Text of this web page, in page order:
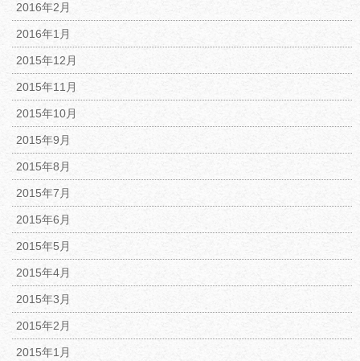
2016年2月
2016年1月
2015年12月
2015年11月
2015年10月
2015年9月
2015年8月
2015年7月
2015年6月
2015年5月
2015年4月
2015年3月
2015年2月
2015年1月